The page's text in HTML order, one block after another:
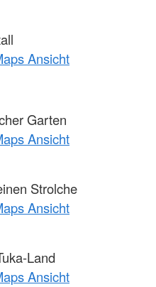
Ansicht
Garten
Ansicht
Strolche
Ansicht
Land
Ansicht